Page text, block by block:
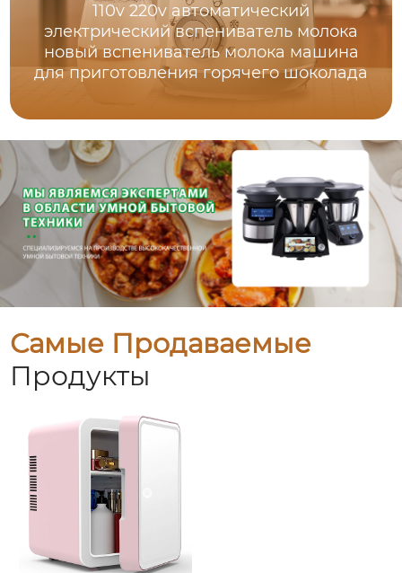
110v 220v автоматический
электрический вспениватель молока
новый вспениватель молока машина
для приготовления горячего шоколада
Самые Продаваемые
Продукты